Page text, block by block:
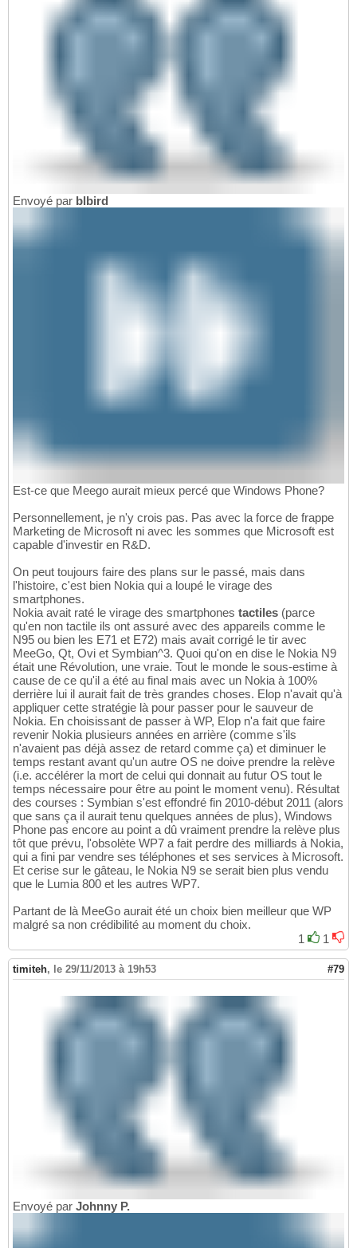
Envoyé par blbird
Est-ce que Meego aurait mieux percé que Windows Phone?
Personnellement, je n'y crois pas. Pas avec la force de frappe
Marketing de Microsoft ni avec les sommes que Microsoft est
capable d'investir en R&D.
On peut toujours faire des plans sur le passé, mais dans
l'histoire, c'est bien Nokia qui a loupé le virage des
smartphones.
Nokia avait raté le virage des smartphones tactiles (parce
qu'en non tactile ils ont assuré avec des appareils comme le
N95 ou bien les E71 et E72) mais avait corrigé le tir avec
MeeGo, Qt, Ovi et Symbian^3. Quoi qu'on en dise le Nokia N9
était une Révolution, une vraie. Tout le monde le sous-estime à
cause de ce qu'il a été au final mais avec un Nokia à 100%
derrière lui il aurait fait de très grandes choses. Elop n'avait qu'à
appliquer cette stratégie là pour passer pour le sauveur de
Nokia. En choisissant de passer à WP, Elop n'a fait que faire
revenir Nokia plusieurs années en arrière (comme s'ils
n'avaient pas déjà assez de retard comme ça) et diminuer le
temps restant avant qu'un autre OS ne doive prendre la relève
(i.e. accélérer la mort de celui qui donnait au futur OS tout le
temps nécessaire pour être au point le moment venu). Résultat
des courses : Symbian s'est effondré fin 2010-début 2011 (alors
que sans ça il aurait tenu quelques années de plus), Windows
Phone pas encore au point a dû vraiment prendre la relève plus
tôt que prévu, l'obsolète WP7 a fait perdre des milliards à Nokia,
qui a fini par vendre ses téléphones et ses services à Microsoft.
Et cerise sur le gâteau, le Nokia N9 se serait bien plus vendu
que le Lumia 800 et les autres WP7.
Partant de là MeeGo aurait été un choix bien meilleur que WP
malgré sa non crédibilité au moment du choix.
1
1
timiteh, le 29/11/2013 à 19h53 #79
Envoyé par Johnny P.